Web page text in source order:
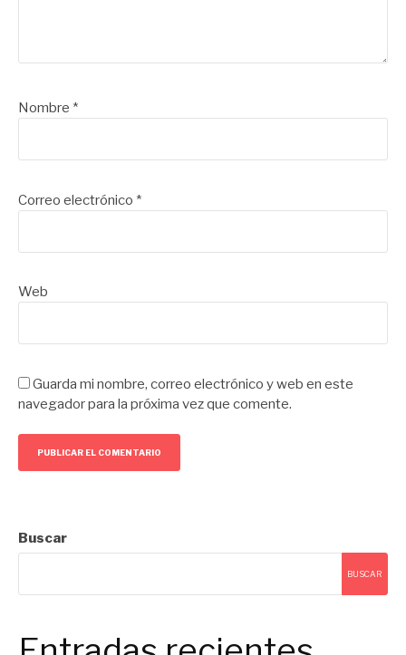
Nombre *
Correo electrónico *
Web
Guarda mi nombre, correo electrónico y web en este
navegador para la próxima vez que comente.
Buscar
BUSCAR